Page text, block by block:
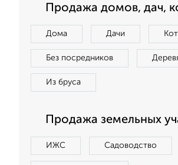
Продажа домов, дач,
Дома Дачи
Без посредников
Из бруса
Продажа земельных
ИЖС Садоводство